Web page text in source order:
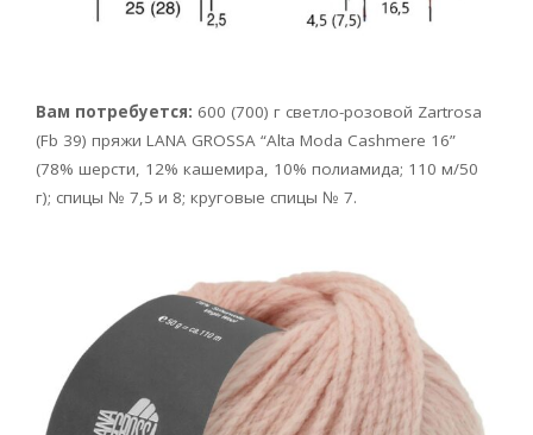
Вам потребуется: 600 (700) г светло-розовой Zartrosa
(Fb 39) пряжи LANA GROSSA “Alta Moda Cashmere 16”
(78% шерсти, 12% кашемира, 10% полиамида; 110 м/50
г); спицы № 7,5 и 8; круговые спицы № 7.